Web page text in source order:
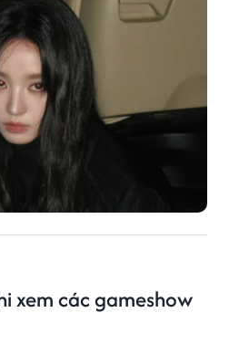
xem các gameshow